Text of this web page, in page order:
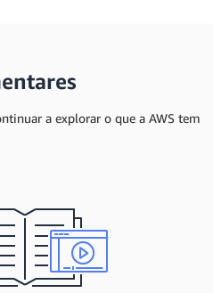
a explorar o que a AWS tem